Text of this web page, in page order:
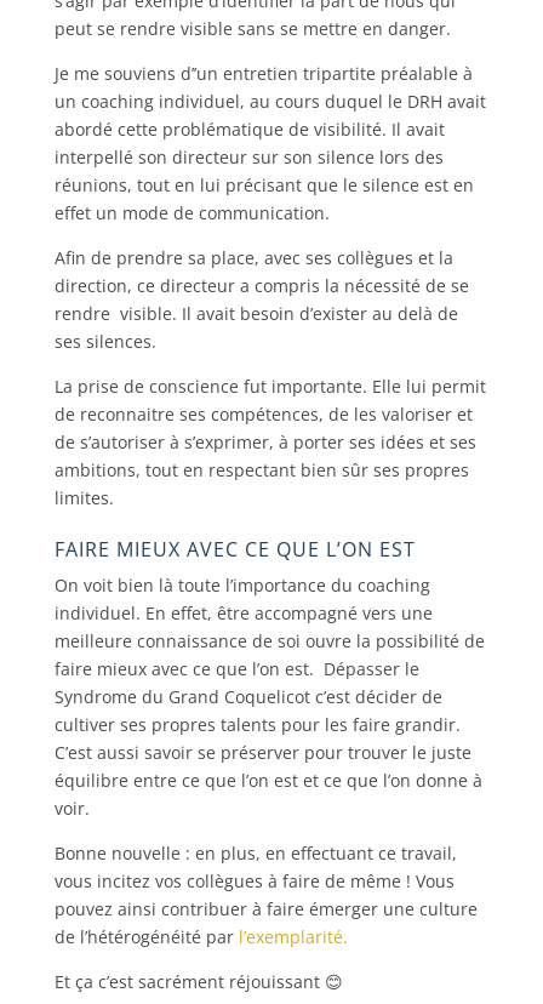
peut se rendre visible sans se mettre en danger.
Je me souviens d’’un entretien tripartite préalable à
un coaching individuel, au cours duquel le DRH avait
abordé cette problématique de visibilité. Il avait
interpellé son directeur sur son silence lors des
réunions, tout en lui précisant que le silence est en
effet un mode de communication.
Afin de prendre sa place, avec ses collègues et la
direction, ce directeur a compris la nécessité de se
rendre visible. Il avait besoin d’exister au delà de
ses silences.
La prise de conscience fut importante. Elle lui permit
de reconnaitre ses compétences, de les valoriser et
de s’autoriser à s’exprimer, à porter ses idées et ses
ambitions, tout en respectant bien sûr ses propres
limites.
FAIRE MIEUX AVEC CE QUE L’ON EST
On voit bien là toute l’importance du coaching
individuel. En effet, être accompagné vers une
meilleure connaissance de soi ouvre la possibilité de
faire mieux avec ce que l’on est. Dépasser le
Syndrome du Grand Coquelicot c’est décider de
cultiver ses propres talents pour les faire grandir.
C’est aussi savoir se préserver pour trouver le juste
équilibre entre ce que l’on est et ce que l’on donne à
voir.
Bonne nouvelle : en plus, en effectuant ce travail,
vous incitez vos collègues à faire de même ! Vous
pouvez ainsi contribuer à faire émerger une culture
de l’hétérogénéité par l’exemplarité.
Et ça c’est sacrément réjouissant 😊